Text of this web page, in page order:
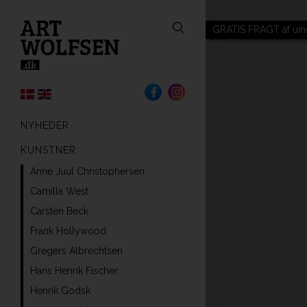
NYHEDER
KUNSTNER
Anne Juul Christophersen
Camilla West
Carsten Beck
Frank Hollywood
Gregers Albrechtsen
Hans Henrik Fischer
Henrik Godsk
GRATIS FRAGT af